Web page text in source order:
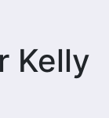
Kelly